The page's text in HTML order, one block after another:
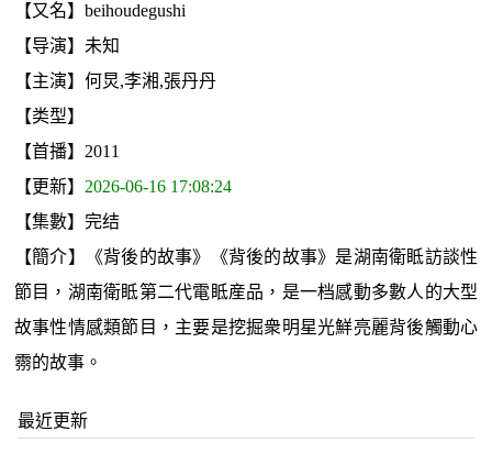
【又名】beihoudegushi
【导演】未知
【主演】何炅,李湘,張丹丹
【类型】
【首播】2011
【更新】 2026-06-16 17:08:24
【集數】完结
【簡介】《背後的故事》《背後的故事》是湖南衛眡訪談性
節目，湖南衛眡第二代電眡産品，是一档感動多數人的大型
故事性情感類節目，主要是挖掘衆明星光鮮亮麗背後觸動心
霛的故事。
最近更新